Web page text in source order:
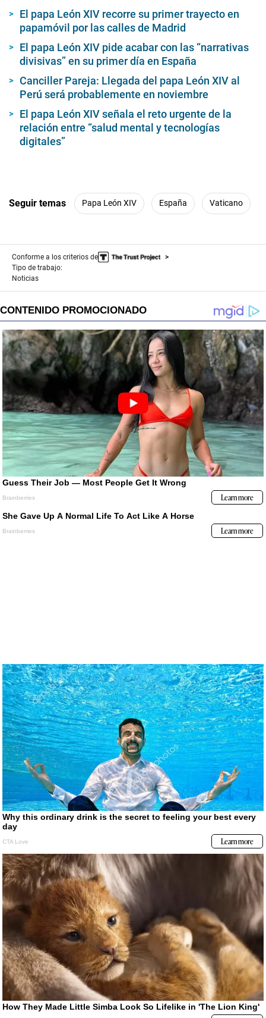
El papa León XIV recorre su primer trayecto en
papamóvil por las calles de Madrid
El papa León XIV pide acabar con las “narrativas
divisivas” en su primer día en España
Canciller Pareja: Llegada del papa León XIV al
Perú será probablemente en noviembre
El papa León XIV señala el reto urgente de la
relación entre “salud mental y tecnologías
digitales”
Seguir temas Papa León XIV España Vaticano
Conforme a los criterios de
Tipo de trabajo:
Noticias